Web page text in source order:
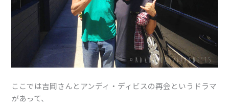
ここでは吉岡さんとアンディ・ディビスの再会というドラマ
があって、